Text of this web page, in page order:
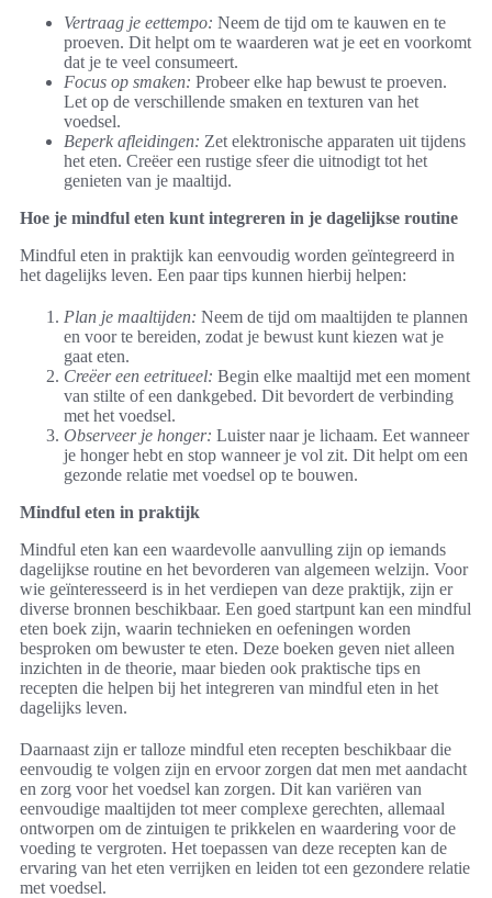
Vertraag je eettempo: Neem de tijd om te kauwen en te
proeven. Dit helpt om te waarderen wat je eet en voorkomt
dat je te veel consumeert.
Focus op smaken: Probeer elke hap bewust te proeven.
Let op de verschillende smaken en texturen van het
voedsel.
Beperk afleidingen: Zet elektronische apparaten uit tijdens
het eten. Creëer een rustige sfeer die uitnodigt tot het
genieten van je maaltijd.
Hoe je mindful eten kunt integreren in je dagelijkse routine
Mindful eten in praktijk kan eenvoudig worden geïntegreerd in
het dagelijks leven. Een paar tips kunnen hierbij helpen:
Plan je maaltijden: Neem de tijd om maaltijden te plannen
en voor te bereiden, zodat je bewust kunt kiezen wat je
gaat eten.
Creëer een eetritueel: Begin elke maaltijd met een moment
van stilte of een dankgebed. Dit bevordert de verbinding
met het voedsel.
Observeer je honger: Luister naar je lichaam. Eet wanneer
je honger hebt en stop wanneer je vol zit. Dit helpt om een
gezonde relatie met voedsel op te bouwen.
Mindful eten in praktijk
Mindful eten kan een waardevolle aanvulling zijn op iemands
dagelijkse routine en het bevorderen van algemeen welzijn. Voor
wie geïnteresseerd is in het verdiepen van deze praktijk, zijn er
diverse bronnen beschikbaar. Een goed startpunt kan een mindful
eten boek zijn, waarin technieken en oefeningen worden
besproken om bewuster te eten. Deze boeken geven niet alleen
inzichten in de theorie, maar bieden ook praktische tips en
recepten die helpen bij het integreren van mindful eten in het
dagelijks leven.
Daarnaast zijn er talloze mindful eten recepten beschikbaar die
eenvoudig te volgen zijn en ervoor zorgen dat men met aandacht
en zorg voor het voedsel kan zorgen. Dit kan variëren van
eenvoudige maaltijden tot meer complexe gerechten, allemaal
ontworpen om de zintuigen te prikkelen en waardering voor de
voeding te vergroten. Het toepassen van deze recepten kan de
ervaring van het eten verrijken en leiden tot een gezondere relatie
met voedsel.